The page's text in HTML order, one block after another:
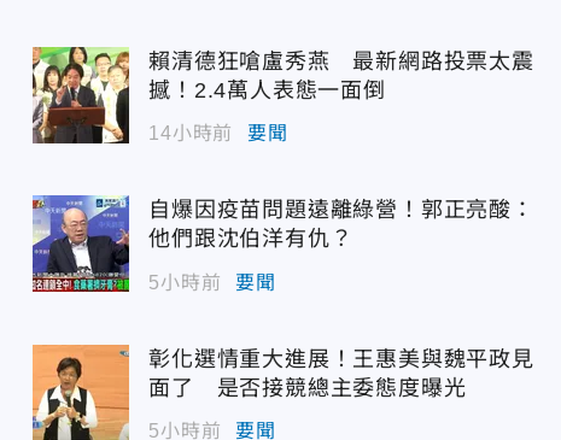
賴清德狂嗆盧秀燕 最新網路投票太震
撼！2.4萬人表態一面倒
14小時前 要聞
自爆因疫苗問題遠離綠營！郭正亮酸：
他們跟沈伯洋有仇？
5小時前 要聞
彰化選情重大進展！王惠美與魏平政見
面了 是否接競總主委態度曝光
5小時前 要聞